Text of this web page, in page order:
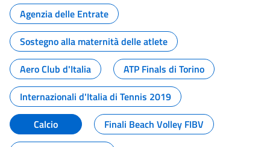
Agenzia delle Entrate
Sostegno alla maternità delle atlete
Aero Club d'Italia
ATP Finals di Torino
Internazionali d'Italia di Tennis 2019
Calcio
Finali Beach Volley FIBV